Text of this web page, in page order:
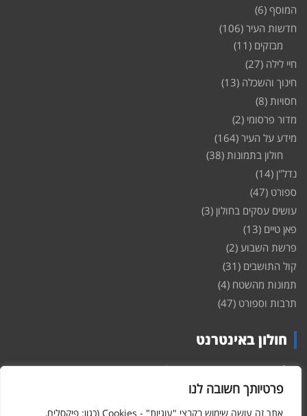
פרטיותך חשובה לנו
אתר זה עושה שימוש בקבצי "עוגיות" - Cookies (כגון: פיקסלים,
המוסף (6)
חדשות העיר (106)
מבזקים (11)
חיי לילה (27)
חינוך והשכלה (13)
חסויות (8)
מדור פרסומי (2)
מידע על העיר (164)
חולון בתמונות (38)
נדל"ן (14)
ספורט (47)
עושים עסקים בחולון (3)
פאן טיים (13)
פרשת השבוע (2)
קול התושבים (31)
תמונות מהשטח (4)
תרבות וספורט (47)
חולון באינטרנט
חולוןבאינטרנט – האתר שמביא לכם עדכונים ומידע מהשטח מהעיר
חולון. במה פתוחה לקול תושבי חולון באינטרנט, מידע על
ופרוייקטים חדשים בעיר, חיי לילה, וכן טורי דעה, עסקים בחולון, ודיונים על
הנעשה בעיר. אתם מוזמנים ומוזמנות להשתתף בדיון ולשלוח לנו כתבות